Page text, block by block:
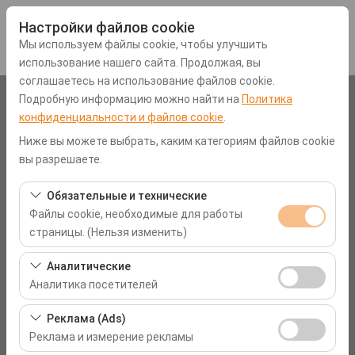
Настройки файлов cookie
Мы используем файлы cookie, чтобы улучшить
использование нашего сайта. Продолжая, вы
соглашаетесь на использование файлов cookie.
Подробную информацию можно найти на Политика
конфиденциальности и файлов cookie
Ниже вы можете выбрать, каким категориям файлов cookie
вы разрешаете.
Обязательные и технические
Файлы cookie, необходимые для работы
страницы. (Нельзя изменить)
Эти файлы cookie необходимы для корректной
работы сайта, безопасности, управления сеансами и
базовых функций. Их нельзя отключить.
Аналитические
Аналитика посетителей
Эти файлы cookie позволяют нам анализировать, как
используется наш сайт (количество посетителей,
самые посещаемые страницы, поведение
Реклама (Ads)
Реклама и измерение рекламы
Чувствительный элемент
Аэропорт Мугла-Даламан (DLM)
Указать другое место возврата машины
Дата и время пуска
09:00
Дата и время возврата